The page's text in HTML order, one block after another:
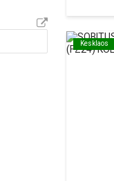
Kesklaos
Kesklaos